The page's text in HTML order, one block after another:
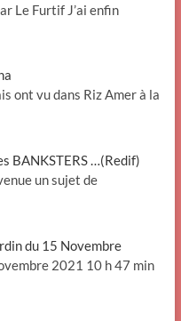
Le Furtif J’ai enfin
ont vu dans Riz Amer à la
BANKSTERS …(Redif)
un sujet de
du 15 Novembre
2021 10 h 47 min